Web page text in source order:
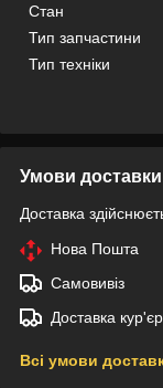
Стан
Тип запчастини
Тип техніки
Умови доставки
Доставка
Нова Пошта
Самовивіз
Доставка
Всі умови